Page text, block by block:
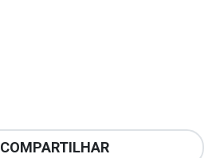
COMPARTILHAR